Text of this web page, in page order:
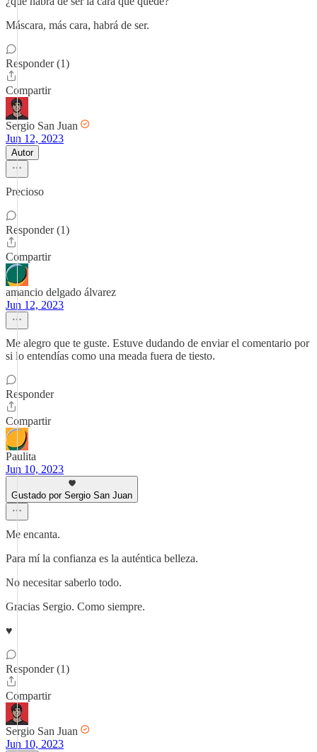
Máscara, más cara, habrá de ser.
Responder (1)
Compartir
Sergio San Juan
Jun 12, 2023
Autor
Precioso
Responder (1)
Compartir
amancio delgado álvarez
Jun 12, 2023
Me alegro que te guste. Estuve dudando de enviar el comentario por
si lo entendías como una meada fuera de tiesto.
Responder
Compartir
Paulita
Jun 10, 2023
Gustado por Sergio San Juan
Me encanta.
Para mí la confianza es la auténtica belleza.
No necesitar saberlo todo.
Gracias Sergio. Como siempre.
♥️
Responder (1)
Compartir
Sergio San Juan
Jun 10, 2023